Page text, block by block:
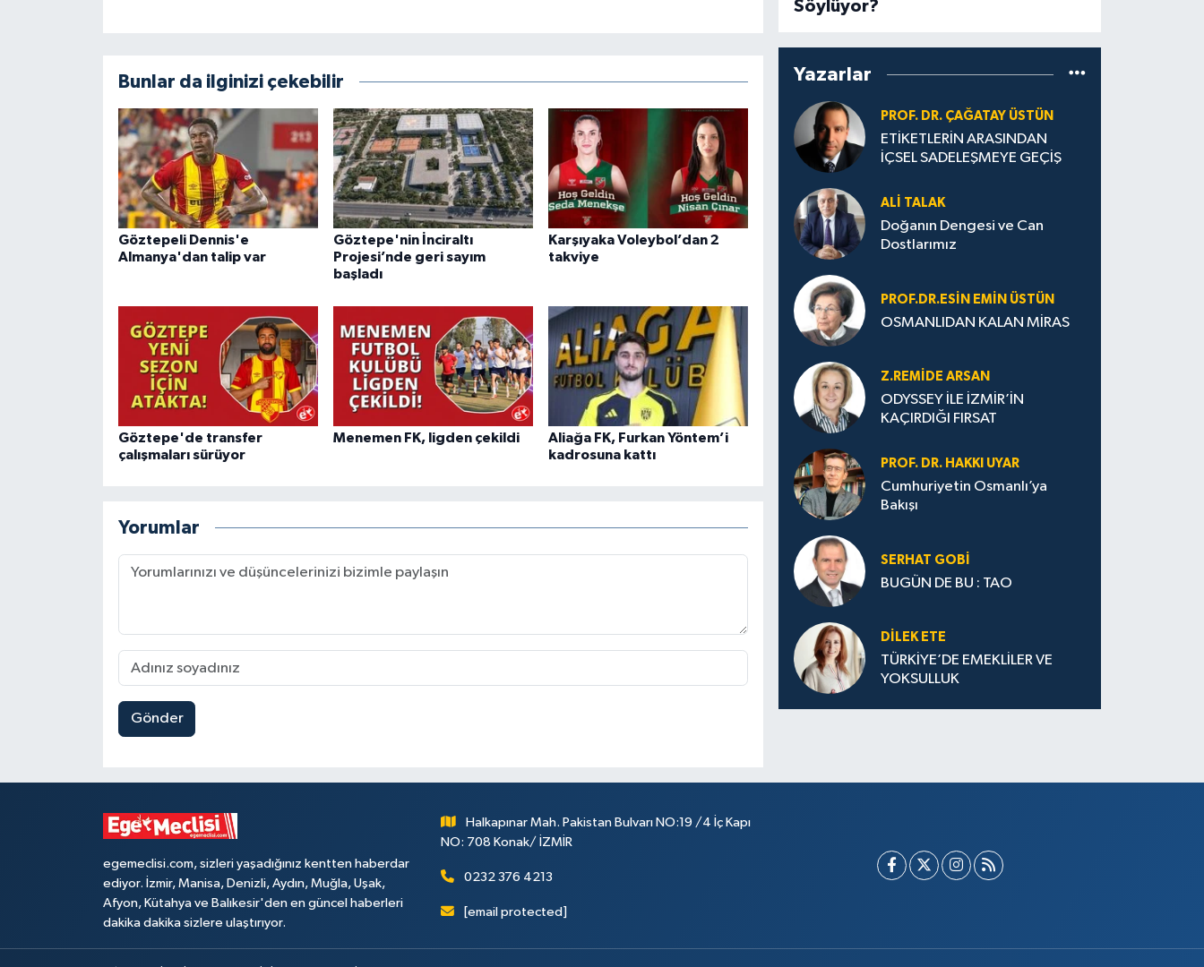
Bunlar da ilginizi çekebilir
Göztepeli Dennis'e
Almanya'dan talip var
Göztepe'nin İnciraltı
Projesi’nde geri sayım
başladı
Karşıyaka Voleybol’dan 2
takviye
Göztepe'de transfer
çalışmaları sürüyor
Menemen FK, ligden çekildi
Aliağa FK, Furkan Yöntem’i
kadrosuna kattı
Yorumlar
Gönder
Söylüyor?
Yazarlar
PROF. DR. ÇAĞATAY ÜSTÜN
ETİKETLERİN ARASINDAN
İÇSEL SADELEŞMEYE GEÇİŞ
ALI TALAK
Doğanın Dengesi ve Can
Dostlarımız
PROF.DR.ESIN EMIN ÜSTÜN
OSMANLIDAN KALAN MİRAS
Z.REMIDE ARSAN
ODYSSEY İLE İZMİR’İN
KAÇIRDIĞI FIRSAT
PROF. DR. HAKKI UYAR
Cumhuriyetin Osmanlı’ya
Bakışı
SERHAT GOBİ
BUGÜN DE BU : TAO
DILEK ETE
TÜRKİYE’DE EMEKLİLER VE
YOKSULLUK
egemeclisi.com, sizleri yaşadığınız kentten haberdar
ediyor. İzmir, Manisa, Denizli, Aydın, Muğla, Uşak,
Afyon, Kütahya ve Balıkesir'den en güncel haberleri
dakika dakika sizlere ulaştırıyor.
Halkapınar Mah. Pakistan Bulvarı NO:19 /4 İç Kapı
NO: 708 Konak/ İZMİR
0232 376 4213
[email protected]